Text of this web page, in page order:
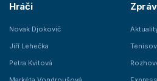
Hráči
Novak Djokovič
Jiří Lehečka
Petra Kvitová